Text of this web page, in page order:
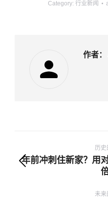
Category: 行业新闻
作者：
章
导
历
年前冲刺住新家？用
未来